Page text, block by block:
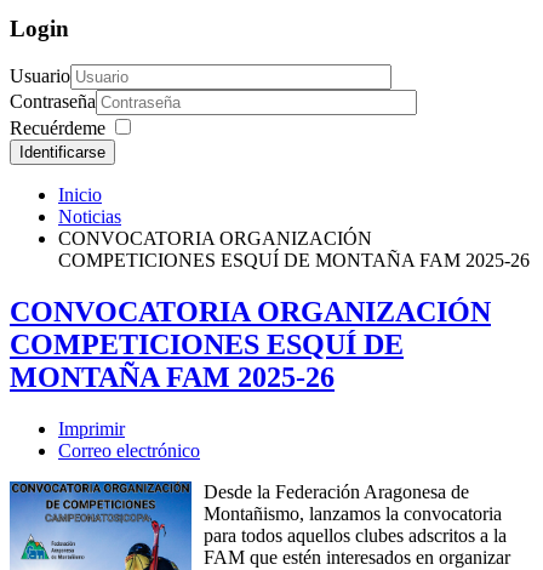
Login
Usuario
Contraseña
Recuérdeme
Identificarse
Inicio
Noticias
CONVOCATORIA ORGANIZACIÓN
COMPETICIONES ESQUÍ DE MONTAÑA FAM 2025-26
CONVOCATORIA ORGANIZACIÓN
COMPETICIONES ESQUÍ DE
MONTAÑA FAM 2025-26
Imprimir
Correo electrónico
Desde la Federación Aragonesa de
Montañismo, lanzamos la convocatoria
para todos aquellos clubes adscritos a la
FAM que estén interesados en organizar